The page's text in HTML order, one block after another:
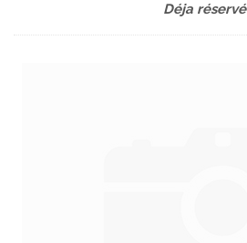
Déja réservé